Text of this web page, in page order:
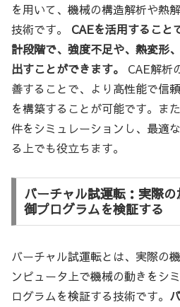
を用いて、機械の構造解析や熱
技術です。 CAEを活用すること
計段階で、強度不足や、熱変形
出すことができます。
CAE解析
善することで、より高性能で信
を構築することが可能です。ま
件をシミュレーションし、最適
る上でも役立ちます。
バーチャル試運転：実際
御プログラムを検証する
バーチャル試運転とは、実際の
ンピュータ上で機械の動きをシ
ログラムを検証する技術です。